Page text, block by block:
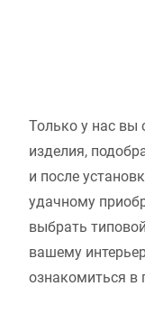
Только у нас вы
изделия,
и после
удачному
выбрать
вашему
ознакомиться в